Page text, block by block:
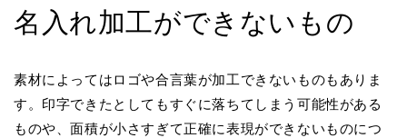
名入れ加工ができないもの
素材によってはロゴや合言葉が加工できないものもありま
す。印字できたとしてもすぐに落ちてしまう可能性がある
ものや、面積が小さすぎて正確に表現ができないものにつ